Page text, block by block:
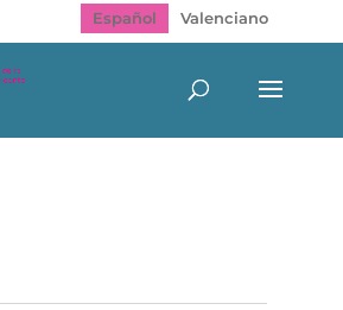
Español Valenciano